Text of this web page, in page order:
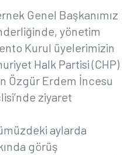
Genel Başkanımız
yönetim
Kurul üyelerimizin
Halk Partisi (CHP)
Özgür Erdem İncesu
ziyaret
aylarda
görüş